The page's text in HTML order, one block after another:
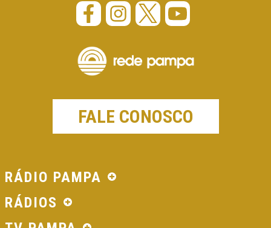
FALE CONOSCO
RÁDIO PAMPA
RÁDIOS